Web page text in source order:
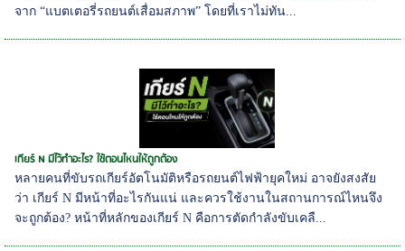
จาก “แบตเตอรี่รถยนต์เสื่อมสภาพ” โดยที่เราไม่ทัน...
เกียร์ N มีไว้ทำอะไร? ใช้ตอนไหนให้ถูกต้อง
หลายคนที่ขับรถเกียร์อัตโนมัติหรือรถยนต์ไฟฟ้ายุคใหม่ อาจยังสงสัย
ว่า เกียร์ N มีหน้าที่อะไรกันแน่ และควรใช้งานในสถานการณ์ไหนจึง
จะถูกต้อง? หน้าที่หลักของเกียร์ N คือการตัดกำลังขับเคลื...